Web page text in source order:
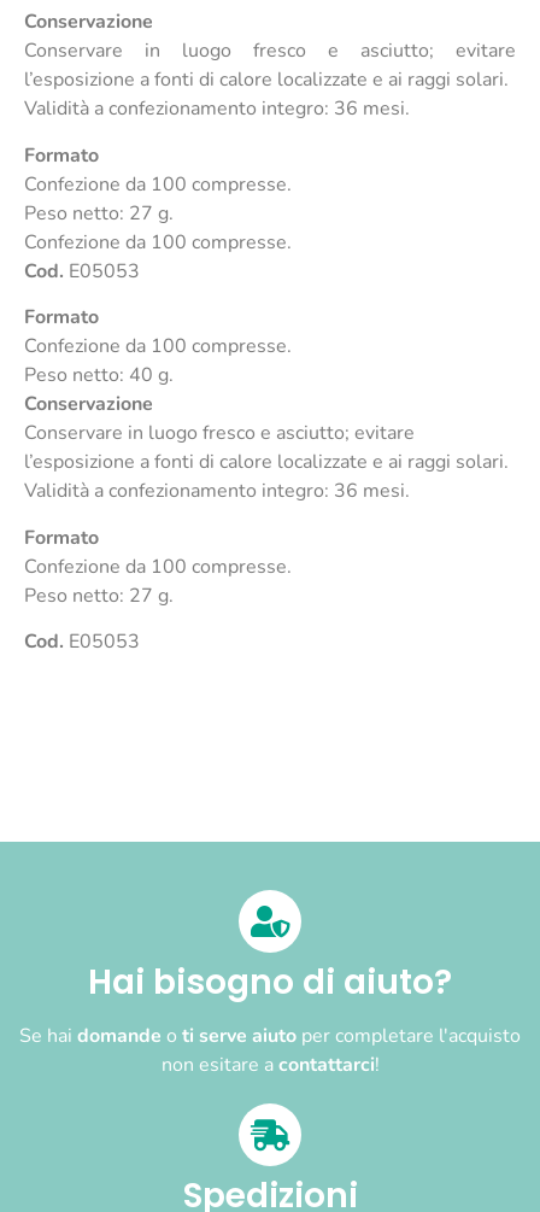
Conservazione
Conservare in luogo fresco e asciutto; evitare
l’esposizione a fonti di calore localizzate e ai raggi solari.
Validità a confezionamento integro: 36 mesi.
Formato
Confezione da 100 compresse.
Peso netto: 27 g.
Confezione da 100 compresse.
Cod. E05053
Formato
Confezione da 100 compresse.
Peso netto: 40 g.
Conservazione
Conservare in luogo fresco e asciutto; evitare
l’esposizione a fonti di calore localizzate e ai raggi solari.
Validità a confezionamento integro: 36 mesi.
Formato
Confezione da 100 compresse.
Peso netto: 27 g.
Cod. E05053
Hai bisogno di aiuto?
Se hai domande o ti serve aiuto per completare l'acquisto
non esitare acontattarci!
Spedizioni